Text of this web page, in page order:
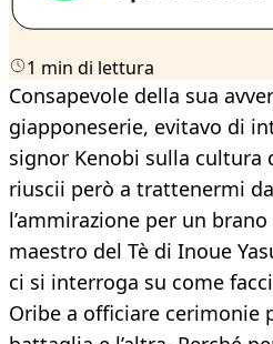
1 min di lettura
Consapevole della sua
giapponeserie, evitavo di
signor Kenobi sulla cultura
riuscii però a trattenermi
l’ammirazione per un
maestro del Tè di Inoue
ci si interroga su come
Oribe a officiare cerimonie